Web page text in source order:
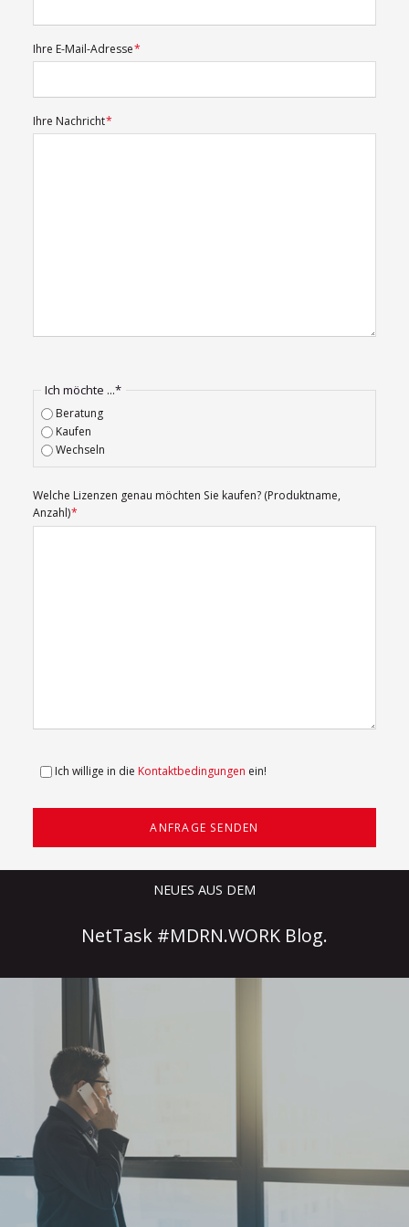
Pflichtfeld
Ihre E-Mail-Adresse*
Pflichtfeld
Ihre Nachricht*
Pflichtfeld
Ich möchte ...*
Beratung
Kaufen
Wechseln
Pflichtfeld
Welche Lizenzen genau möchten Sie kaufen? (Produktname,
Anzahl)*
Ich willige in die Kontaktbedingungen ein!
ANFRAGE SENDEN
NEUES AUS DEM
NetTask #MDRN.WORK Blog.